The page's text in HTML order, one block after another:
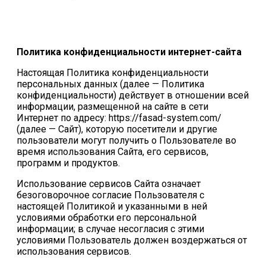
Политика конфиденциальности интернет-сайта
Настоящая Политика конфиденциальности
персональных данных (далее — Политика
конфиденциальности) действует в отношении всей
информации, размещенной на сайте в сети
Интернет по адресу: https://fasad-system.com/
(далее — Сайт), которую посетители и другие
пользователи могут получить о Пользователе во
время использования Сайта, его сервисов,
программ и продуктов.
Использование сервисов Сайта означает
безоговорочное согласие Пользователя с
настоящей Политикой и указанными в ней
условиями обработки его персональной
информации; в случае несогласия с этими
условиями Пользователь должен воздержаться от
использования сервисов.